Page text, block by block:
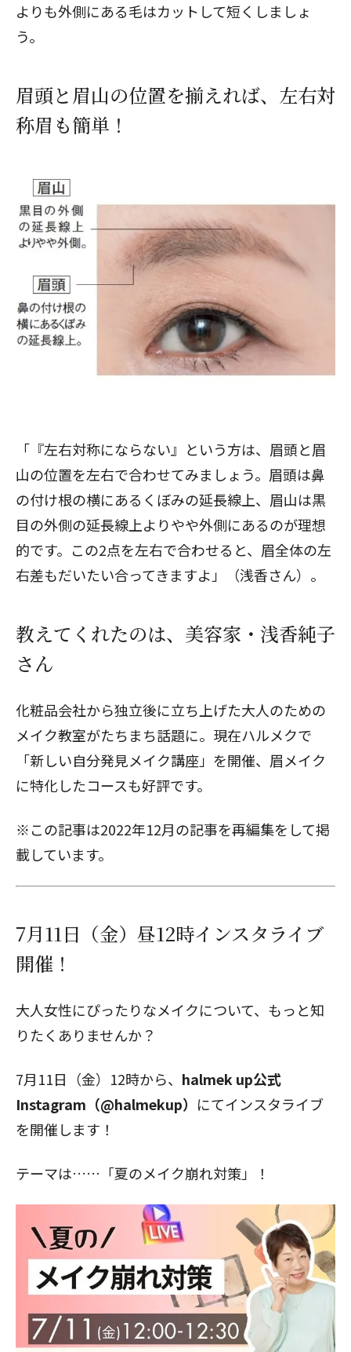
よりも外側にある毛はカットして短くしましょ
う。
眉頭と眉山の位置を揃えれば、左右対
称眉も簡単！
「『左右対称にならない』という方は、眉頭と眉
山の位置を左右で合わせてみましょう。眉頭は鼻
の付け根の横にあるくぼみの延長線上、眉山は黒
目の外側の延長線上よりやや外側にあるのが理想
的です。この2点を左右で合わせると、眉全体の左
右差もだいたい合ってきますよ」（浅香さん）。
教えてくれたのは、美容家・浅香純子
さん
化粧品会社から独立後に立ち上げた大人のための
メイク教室がたちまち話題に。現在ハルメクで
「新しい自分発見メイク講座」を開催、眉メイク
に特化したコースも好評です。
※この記事は2022年12月の記事を再編集をして掲
載しています。
7月11日（金）昼12時インスタライブ
開催！
大人女性にぴったりなメイクについて、もっと知
りたくありませんか？
7月11日（金）12時から、 halmek up公式
Instagram（@halmekup） にてインスタライブ
を開催します！
テーマは……「夏のメイク崩れ対策」！